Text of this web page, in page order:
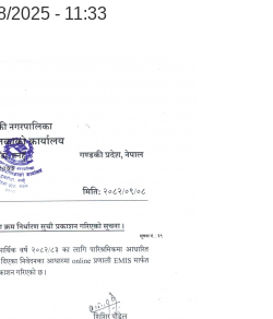
2025 - 11:33